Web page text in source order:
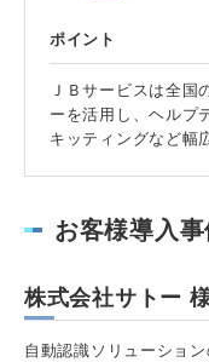
ポイント
ＪＢサービスは全
ーを活用し、ヘルプ
キッティングなど幅
お客様導入事
株式会社サトー
自動認識ソリューショ